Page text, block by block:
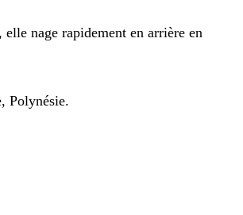
nage rapidement en arrière en
Polynésie.